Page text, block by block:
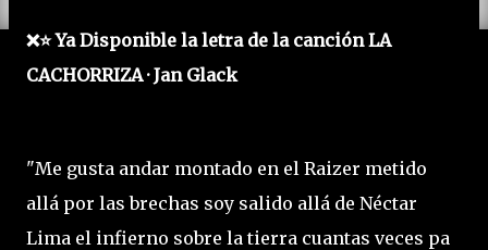
❌⭐ Ya Disponible la letra de la canción LA
CACHORRIZA · Jan Glack
"Me gusta andar montado en el Raizer metido
allá por las brechas soy salido allá de Néctar
Lima el infierno sobre la tierra cuantas veces pa